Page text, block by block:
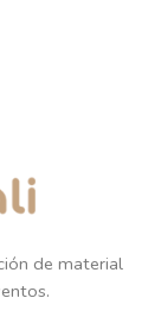
de material